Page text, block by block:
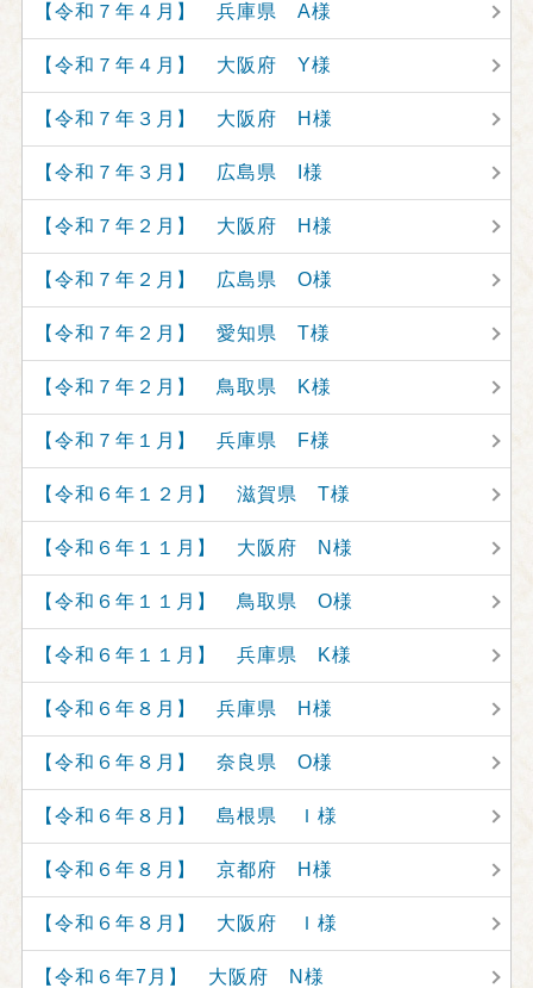
【令和７年４月】 兵庫県 A様
【令和７年４月】 大阪府 Y様
【令和７年３月】 大阪府 H様
【令和７年３月】 広島県 I様
【令和７年２月】 大阪府 H様
【令和７年２月】 広島県 O様
【令和７年２月】 愛知県 T様
【令和７年２月】 鳥取県 K様
【令和７年１月】 兵庫県 F様
【令和６年１２月】 滋賀県 T様
【令和６年１１月】 大阪府 N様
【令和６年１１月】 鳥取県 O様
【令和６年１１月】 兵庫県 K様
【令和６年８月】 兵庫県 H様
【令和６年８月】 奈良県 O様
【令和６年８月】 島根県 Ｉ様
【令和６年８月】 京都府 H様
【令和６年８月】 大阪府 Ｉ様
【令和６年7月】 大阪府 N様